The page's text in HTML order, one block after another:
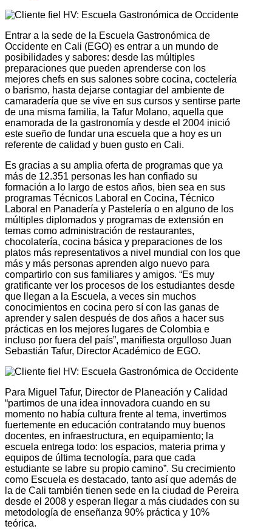
Entrar a la sede de la Escuela Gastronómica de
Occidente en Cali (EGO) es entrar a un mundo de
posibilidades y sabores: desde las múltiples
preparaciones que pueden aprenderse con los
mejores chefs en sus salones sobre cocina, coctelería
o barismo, hasta dejarse contagiar del ambiente de
camaradería que se vive en sus cursos y sentirse parte
de una misma familia, la Tafur Molano, aquella que
enamorada de la gastronomía y desde el 2004 inició
este sueño de fundar una escuela que a hoy es un
referente de calidad y buen gusto en Cali.
Es gracias a su amplia oferta de programas que ya
más de 12.351 personas les han confiado su
formación a lo largo de estos años, bien sea en sus
programas Técnicos Laboral en Cocina, Técnico
Laboral en Panadería y Pastelería o en alguno de los
múltiples diplomados y programas de extensión en
temas como administración de restaurantes,
chocolatería, cocina básica y preparaciones de los
platos más representativos a nivel mundial con los que
más y más personas aprenden algo nuevo para
compartirlo con sus familiares y amigos. “Es muy
gratificante ver los procesos de los estudiantes desde
que llegan a la Escuela, a veces sin muchos
conocimientos en cocina pero sí con las ganas de
aprender y salen después de dos años a hacer sus
prácticas en los mejores lugares de Colombia e
incluso por fuera del país”, manifiesta orgulloso Juan
Sebastián Tafur, Director Académico de EGO.
Para Miguel Tafur, Director de Planeación y Calidad
“partimos de una idea innovadora cuando en su
momento no había cultura frente al tema, invertimos
fuertemente en educación contratando muy buenos
docentes, en infraestructura, en equipamiento; la
escuela entrega todo: los espacios, materia prima y
equipos de última tecnología, para que cada
estudiante se labre su propio camino”. Su crecimiento
como Escuela es destacado, tanto así que además de
la de Cali también tienen sede en la ciudad de Pereira
desde el 2008 y esperan llegar a más ciudades con su
metodología de enseñanza 90% práctica y 10%
teórica.